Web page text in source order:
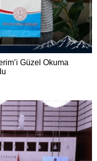
Güzel Okuma